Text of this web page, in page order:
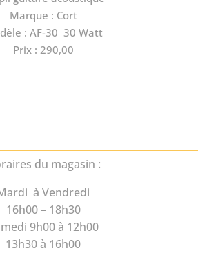
Marque : Cort
: AF-30 30 Watt
Prix : 290,00
du magasin :
à Vendredi
16h00 – 18h30
9h00 à 12h00
13h30 à 16h00